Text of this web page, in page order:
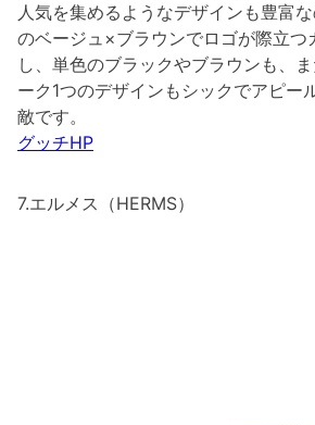
人気を集めるようなデザインも豊富
のベージュ×ブラウンでロゴが際立
し、単色のブラックやブラウンも、
ーク1つのデザインもシックでアピー
敵です。
グッチHP
7.エルメス（HERMS）